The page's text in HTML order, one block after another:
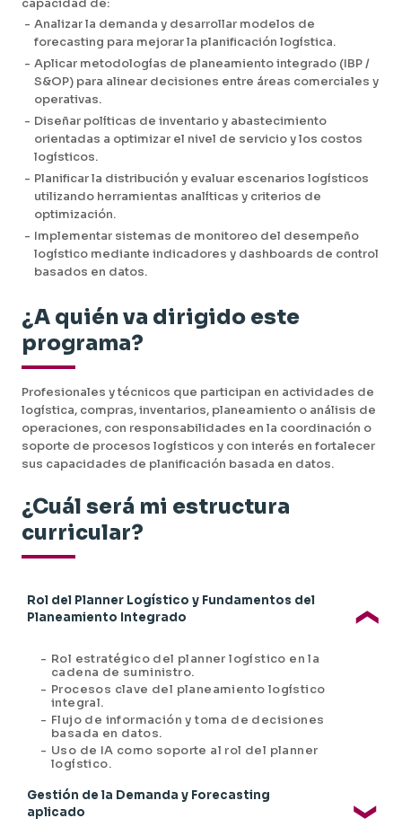
capacidad de:
- Analizar la demanda y desarrollar modelos de
forecasting para mejorar la planificación logística.
- Aplicar metodologías de planeamiento integrado (IBP /
S&OP) para alinear decisiones entre áreas comerciales y
operativas.
- Diseñar políticas de inventario y abastecimiento
orientadas a optimizar el nivel de servicio y los costos
logísticos.
- Planificar la distribución y evaluar escenarios logísticos
utilizando herramientas analíticas y criterios de
optimización.
- Implementar sistemas de monitoreo del desempeño
logístico mediante indicadores y dashboards de control
basados en datos.
¿A quién va dirigido este
programa?
Profesionales y técnicos que participan en actividades de
logística, compras, inventarios, planeamiento o análisis de
operaciones, con responsabilidades en la coordinación o
soporte de procesos logísticos y con interés en fortalecer
sus capacidades de planificación basada en datos.
¿Cuál será mi estructura
curricular?
Rol del Planner Logístico y Fundamentos del
Planeamiento Integrado
- Rol estratégico del planner logístico en la
cadena de suministro.
- Procesos clave del planeamiento logístico
integral.
- Flujo de información y toma de decisiones
basada en datos.
- Uso de IA como soporte al rol del planner
logístico.
Gestión de la Demanda y Forecasting
aplicado